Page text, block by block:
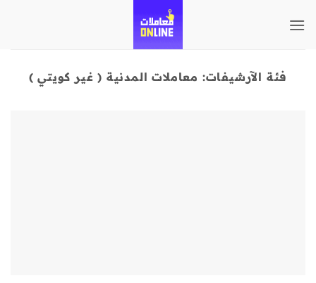
للمحتوى
فئة الآرشيفات: معاملات المدنية ( غير كويتي )